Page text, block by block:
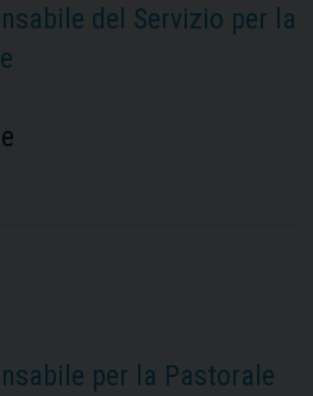
del Servizio per la
per la Pastorale